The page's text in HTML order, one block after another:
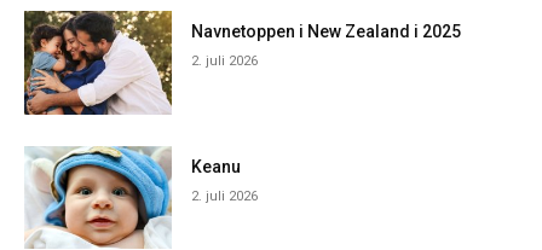
Navnetoppen i New Zealand i 2025
2. juli 2026
Keanu
2. juli 2026